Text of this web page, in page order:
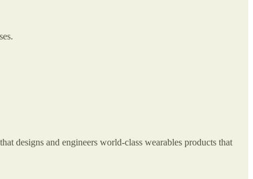
designs and engineers world-class wearables products that